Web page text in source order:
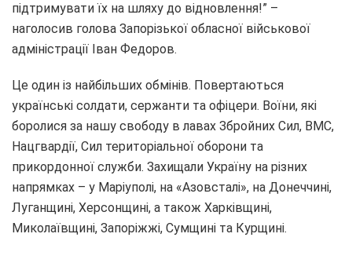
підтримувати їх на шляху до відновлення!” –
наголосив голова Запорізької обласної військової
адміністрації Іван Федоров.
Це один із найбільших обмінів. Повертаються
українські солдати, сержанти та офіцери. Воїни, які
боролися за нашу свободу в лавах Збройних Сил, ВМС,
Нацгвардії, Сил територіальної оборони та
прикордонної служби. Захищали Україну на різних
напрямках – у Маріуполі, на «Азовсталі», на Донеччині,
Луганщині, Херсонщині, а також Харківщині,
Миколаївщині, Запоріжжі, Сумщині та Курщині.